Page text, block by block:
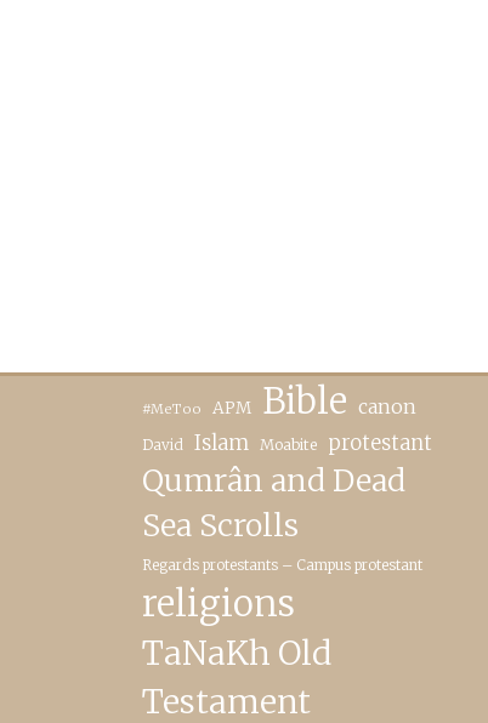
#MeToo APM Bible canon
David Islam Moabite protestant
Qumrân and Dead
Sea Scrolls
Regards protestants – Campus protestant
religions
TaNaKh Old
Testament